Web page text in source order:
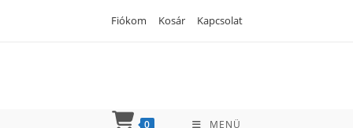
Fiókom Kosár Kapcsolat
0 MENÜ